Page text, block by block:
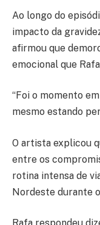
Ao longo do
impacto da
afirmou que
emocional que
“Foi o momento
mesmo estando
O artista explicou
entre os
rotina intensa de
Nordeste durante